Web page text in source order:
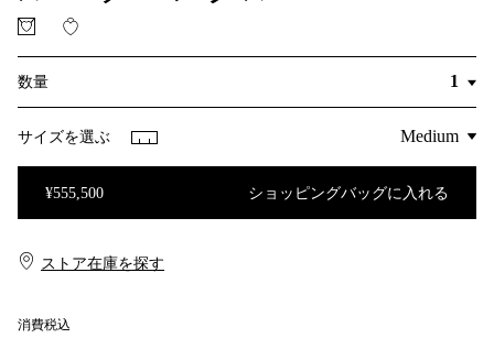
数量
サイズを選ぶ
¥555,500 ショッピングバッグに入れる
消費税込
ストア在庫を探す​​